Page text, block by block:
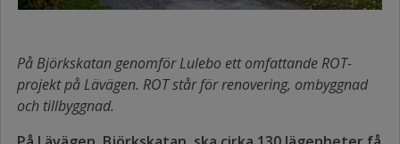
På Björkskatan genomför Lulebo ett omfattande ROT-
projekt på Lävägen. ROT står för renovering, ombyggnad
och tillbyggnad.